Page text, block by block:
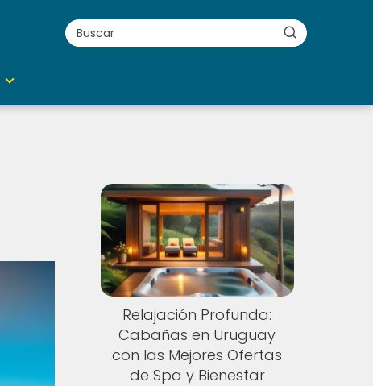
Relajación Profunda:
Cabañas en Uruguay
con las Mejores Ofertas
de Spa y Bienestar